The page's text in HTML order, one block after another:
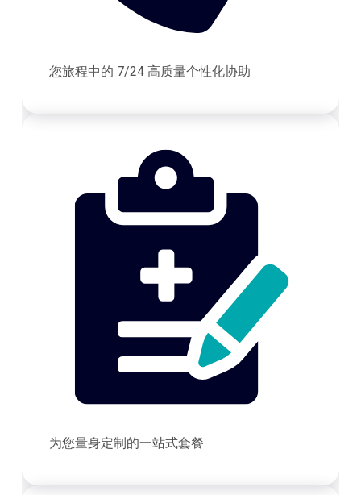
您旅程中的 7/24 高质量个性化协助
为您量身定制的一站式套餐